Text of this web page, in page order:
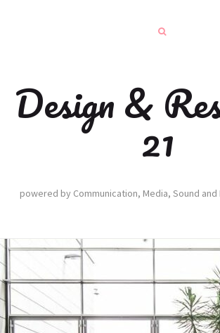
Design &
21
powered by Communication, Media, Sound